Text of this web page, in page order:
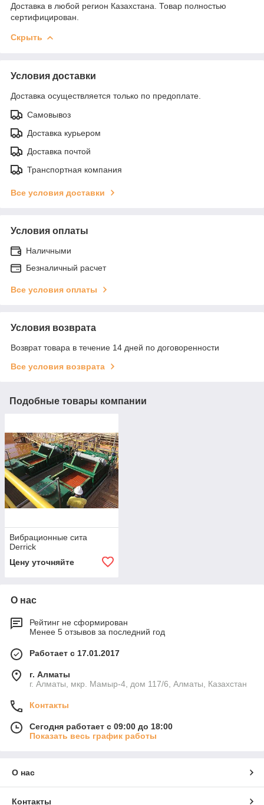
Доставка в любой регион Казахстана. Товар полностью
сертифицирован.
Скрыть
Условия доставки
Доставка осуществляется только по предоплате.
Самовывоз
Доставка курьером
Доставка почтой
Транспортная компания
Все условия доставки
Условия оплаты
Наличными
Безналичный расчет
Все условия оплаты
Условия возврата
Возврат товара в течение 14 дней по договоренности
Все условия возврата
Подобные товары компании
Вибрационные сита
Derrick
Цену уточняйте
О нас
Рейтинг не сформирован
Менее 5 отзывов за последний год
Работает с 17.01.2017
г. Алматы
г. Алматы, мкр. Мамыр-4, дом 117/6, Алматы, Казахстан
Контакты
Сегодня работает с 09:00 до 18:00
Показать весь график работы
О нас
Контакты